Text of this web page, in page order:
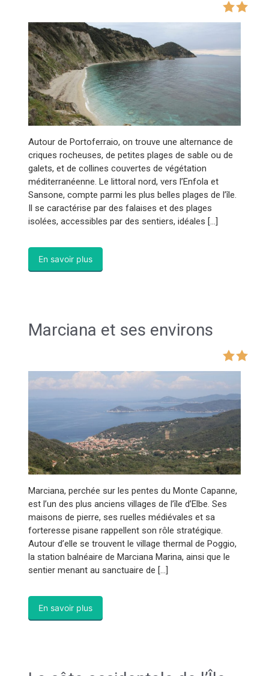
Autour de Portoferraio, on trouve une alternance de
criques rocheuses, de petites plages de sable ou de
galets, et de collines couvertes de végétation
méditerranéenne. Le littoral nord, vers l’Enfola et
Sansone, compte parmi les plus belles plages de l’île.
Il se caractérise par des falaises et des plages
isolées, accessibles par des sentiers, idéales […]
En savoir plus
Marciana et ses environs
Marciana, perchée sur les pentes du Monte Capanne,
est l’un des plus anciens villages de l’île d’Elbe. Ses
maisons de pierre, ses ruelles médiévales et sa
forteresse pisane rappellent son rôle stratégique.
Autour d’elle se trouvent le village thermal de Poggio,
la station balnéaire de Marciana Marina, ainsi que le
sentier menant au sanctuaire de […]
En savoir plus